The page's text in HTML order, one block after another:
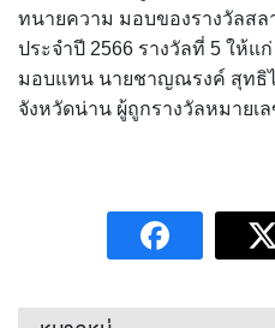
ทนายความ มอบของรางวัลส
ประจำปี 2566 รางวัลที่ 5 ให้
มอบแทน นายชาญณรงค์ สุทธิ
จังหวัดน่าน ผู้ถูกรางวัลหมายเล